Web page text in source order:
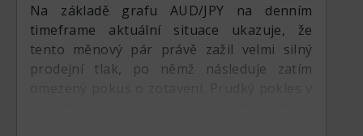
Na základě grafu AUD/JPY na denním
timeframe aktuální situace ukazuje, že
tento měnový pár právě zažil velmi silný
prodejní tlak, po němž následuje zatím